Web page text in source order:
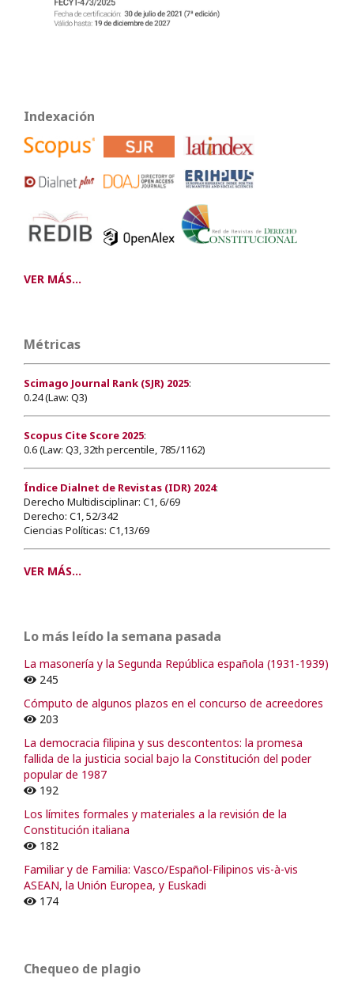
Indexación
VER MÁS...
Métricas
Scimago Journal Rank (SJR) 2025:
0.24 (Law: Q3)
Scopus Cite Score 2025:
0.6 (Law: Q3, 32th percentile, 785/1162)
Índice Dialnet de Revistas (IDR) 2024:
Derecho Multidisciplinar: C1, 6/69
Derecho: C1, 52/342
Ciencias Políticas: C1,13/69
VER MÁS...
Lo más leído la semana pasada
La masonería y la Segunda República española (1931-1939)
245
Cómputo de algunos plazos en el concurso de acreedores
203
La democracia filipina y sus descontentos: la promesa
fallida de la justicia social bajo la Constitución del poder
popular de 1987
192
Los límites formales y materiales a la revisión de la
Constitución italiana
182
Familiar y de Familia: Vasco/Español-Filipinos vis-à-vis
ASEAN, la Unión Europea, y Euskadi
174
Chequeo de plagio